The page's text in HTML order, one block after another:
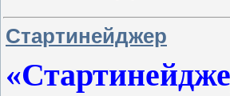
Стартинейджер